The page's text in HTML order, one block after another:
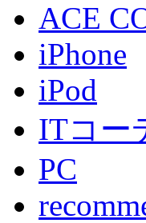
ACE
iPhone
iPod
ITコー
PC